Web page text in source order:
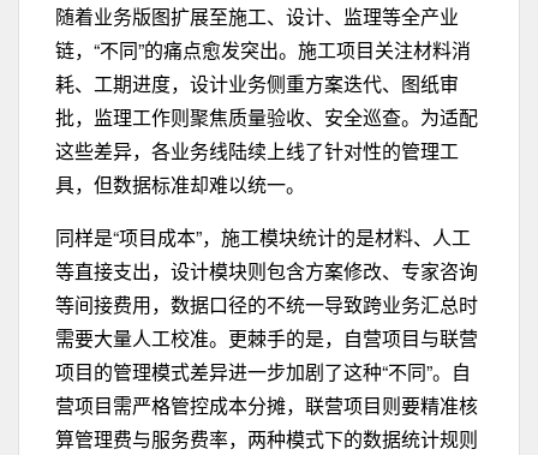
随着业务版图扩展至施工、设计、监理等全产业
链，“不同”的痛点愈发突出。施工项目关注材料消
耗、工期进度，设计业务侧重方案迭代、图纸审
批，监理工作则聚焦质量验收、安全巡查。为适配
这些差异，各业务线陆续上线了针对性的管理工
具，但数据标准却难以统一。
同样是“项目成本”，施工模块统计的是材料、人工
等直接支出，设计模块则包含方案修改、专家咨询
等间接费用，数据口径的不统一导致跨业务汇总时
需要大量人工校准。更棘手的是，自营项目与联营
项目的管理模式差异进一步加剧了这种“不同”。自
营项目需严格管控成本分摊，联营项目则要精准核
算管理费与服务费率，两种模式下的数据统计规则